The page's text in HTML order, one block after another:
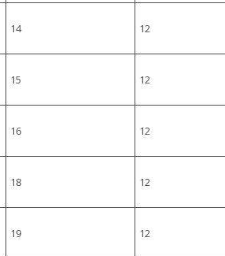
14 12
15 12
16 12
18 12
19 12